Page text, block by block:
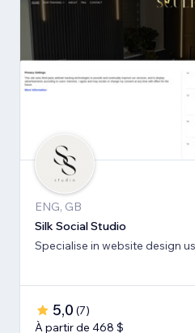
ENG, GB
Silk Social Studio
Specialise in website design
5,0 (7)
À partir de 468 $